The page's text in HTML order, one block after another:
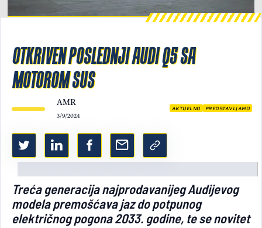
Light/Dark mode
OTKRIVEN POSLEDNJI AUDI Q5 SA
MOTOROM SUS
AMR
3/9/2024
AKTUELNO PREDSTAVLJAMO
Treća generacija najprodavanijeg Audijevog
modela premošćava jaz do potpunog
električnog pogona 2033. godine, te se novitet